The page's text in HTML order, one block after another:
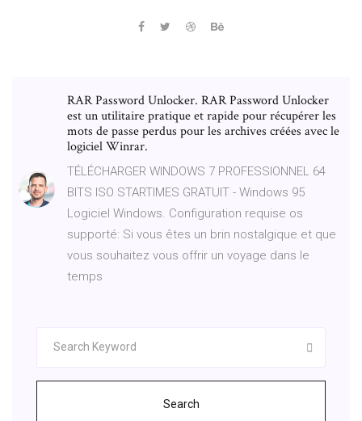
RAR Password Unlocker. RAR Password Unlocker
est un utilitaire pratique et rapide pour récupérer les
mots de passe perdus pour les archives créées avec le
logiciel Winrar.
TÉLÉCHARGER WINDOWS 7 PROFESSIONNEL 64
BITS ISO STARTIMES GRATUIT - Windows 95
Logiciel Windows. Configuration requise os
supporté: Si vous êtes un brin nostalgique et que
vous souhaitez vous offrir un voyage dans le
temps
Search